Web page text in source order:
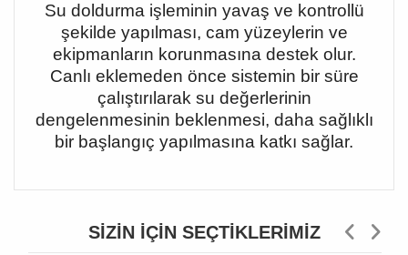
Su doldurma işleminin yavaş ve kontrollü
şekilde yapılması, cam yüzeylerin ve
ekipmanların korunmasına destek olur.
Canlı eklemeden önce sistemin bir süre
çalıştırılarak su değerlerinin
dengelenmesinin beklenmesi, daha sağlıklı
bir başlangıç yapılmasına katkı sağlar.
SIZIN İÇIN SEÇTIKLERIMIZ